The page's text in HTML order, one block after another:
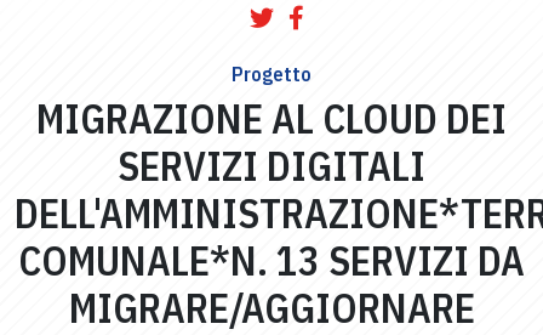
Progetto
MIGRAZIONE AL CLOUD DEI
SERVIZI DIGITALI
COMUNALE*N. 13 SERVIZI DA
MIGRARE/AGGIORNARE